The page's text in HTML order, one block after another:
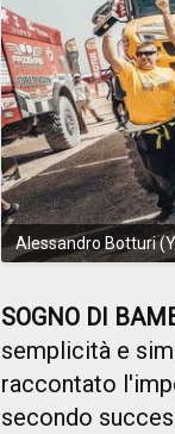
Alessandro Botturi
SOGNO DI
semplicità e
raccontato
secondo